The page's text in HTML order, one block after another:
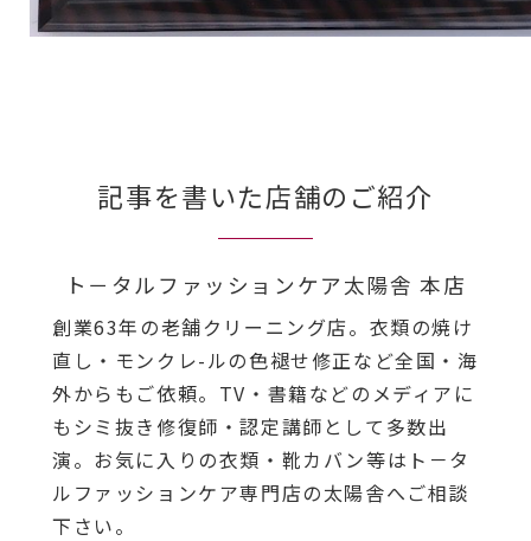
記事を書いた店舗のご紹介
ト－タルファッションケア太陽舎 本店
創業63年の老舗クリーニング店。衣類の焼け
直し・モンクレ-ルの色褪せ修正など全国・海
外からもご依頼。TV・書籍などのメディアに
もシミ抜き修復師・認定講師として多数出
演。お気に入りの衣類・靴カバン等はト－タ
ルファッションケア専門店の太陽舎へご相談
下さい。